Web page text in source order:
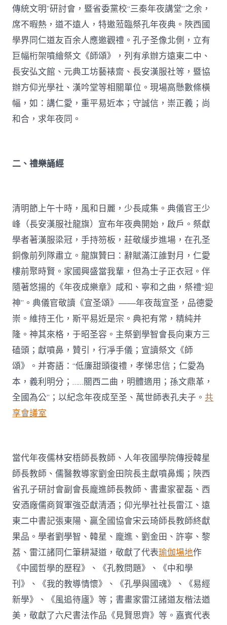
傳統文明”研討會，暨省委黨校“三秦年夜講堂”之余，
席不暇熱，道不遠人，特邀蒞臨祭孔年夜典。陜西國
學界同仁道友百余人應邀觀禮。孔子圣像北側，立有
巨幅桁架噴繪祭文《師頌》，列有承辦方遠東二中、
長安弘文館、元典工坊藝裱齋、長安漢服社等，暨協
辦方仰光學社、漢吟堂等相關單位。現場高懸數條橫
幅，如：講仁愛，重平易近本；守誠信，崇正義；尚
和合，求年夜同。
二、禮樂誦經
清明節上午十時，風和日麗，少長咸集。典儀官王少
峰（長安漢服社龍旗）宣布年夜典開始，啟戶。祭獻
學者著漢服梁冠，手持笏板，莊敬緩步進場，在孔圣
銅像前列隊肅立。龍旗贊曰：辭賦滿江誰對月，仁愛
樓前聚時賢。家國興盛當我輩，但為士子正衣冠。伴
隨著悠揚的《年夜成樂章》咸和、寧和之曲，祭禮“迎
神”。典儀官敬讀《宣圣頌》——年夜哉宣圣，品德愛
崇。維持王化，斯平易近是宗。典祀有常，精純并
隆。神其來格，于昭圣容。主祭劉學智會長向東方三
磕頭；獻噴鼻，贊引，行凈手儀；宣讀祭文《師
頌》。并寄語：“低廉甜頭復禮，孝悌忠信；仁愛為
本，義利明分；……關西二曲，明體適用；孫文鼎革，
全國為公”；以紀念年夜成至圣、萬世師表孔夫子。共
享會議室
當代年夜儒林安梧師長教師、人年夜國學院傳授韓星
師長教師、儒醫教導家劉金田院長主獻噴鼻燭；陜西
省孔子研討會副會長龐進師長教師、書畫家翟磊、西
安酒廠儒商賀軍強亞獻清酒；仰光學社社長雷江、遠
東二中書記張東陽、贏全國協會宋云琦師長教師終獻
果品。學者劉學智、韓星、龐進、劉金田、許寧、黎
荔、雷江諸同仁筆耕凝道，敬獻了代表瑜伽場地作
《中國哲學的歷程》、《孔教問題》、《中和學
刊》、《我的教導情懷》、《孔學與國魂》、《易經
新學》、《風追待廬》等；書畫家雷江諸道友楷法遒
美，敬獻了六尺書法作品《見賢思齊》等。嘉賓代表